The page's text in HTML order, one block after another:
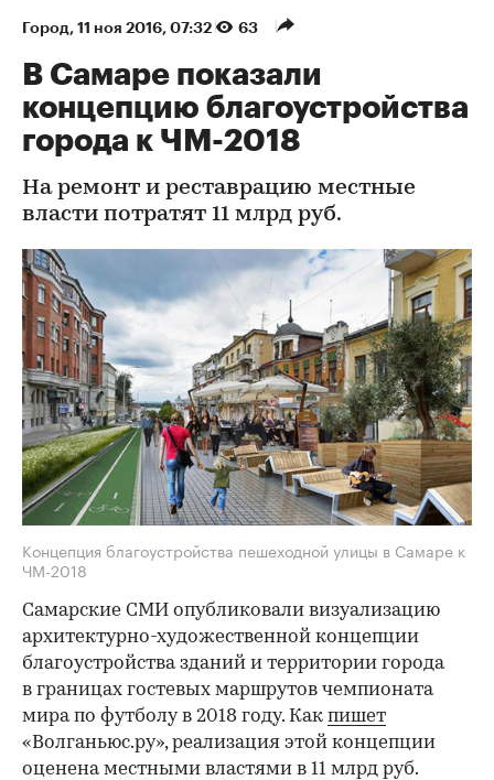
Город⁠, 11 ноя 2016, 07:32 63
В Самаре показали
концепцию благоустройства
города к ЧМ-2018
На ремонт и реставрацию местные
власти потратят 11 млрд руб.
Концепция благоустройства пешеходной улицы в Самаре к
ЧМ-2018
Самарские СМИ опубликовали визуализацию
архитектурно-художественной концепции
благоустройства зданий и территории города
в границах гостевых маршрутов чемпионата
мира по футболу в 2018 году. Как пишет
«Волганьюс.ру», реализация этой концепции
оценена местными властями в 11 млрд руб.